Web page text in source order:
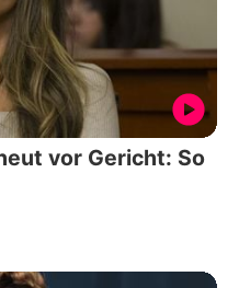
vor Gericht: So